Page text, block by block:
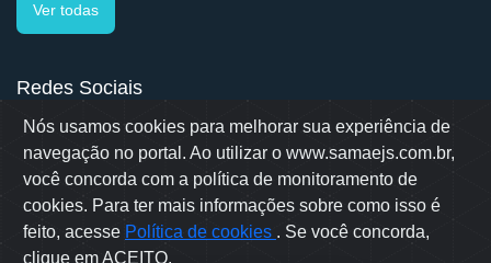
Nós usamos cookies para melhorar sua experiência de
navegação no portal. Ao utilizar o www.samaejs.com.br,
você concorda com a política de monitoramento de
cookies. Para ter mais informações sobre como isso é
feito, acesse Política de cookies . Se você concorda,
clique em ACEITO.
Ver todas
Redes Sociais
Rua Erwino Menegotti, 478 - Bairro Água Verde - Jaraguá do Sul
- SC
Samae © 2022 - Todos os direitos reservados